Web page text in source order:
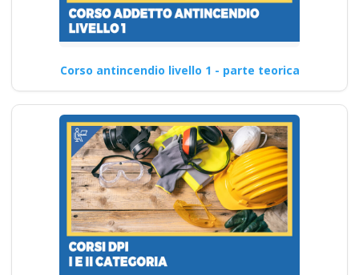
Corso antincendio livello 1 - parte teorica